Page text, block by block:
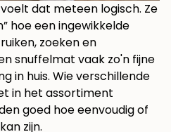
dat meteen logisch. Ze
hoe een ingewikkelde
zoeken en
snuffelmat vaak zo'n fijne
in huis. Wie verschillende
in het assortiment
goed hoe eenvoudig of
zijn.